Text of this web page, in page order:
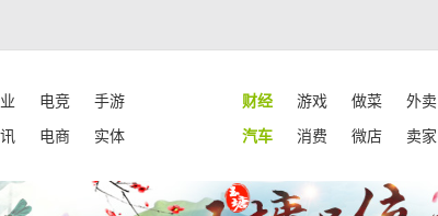
电竞 手游 财经 游戏 做菜 外卖
电商 实体 汽车 消费 微店 卖家